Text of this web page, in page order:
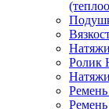
Ролик